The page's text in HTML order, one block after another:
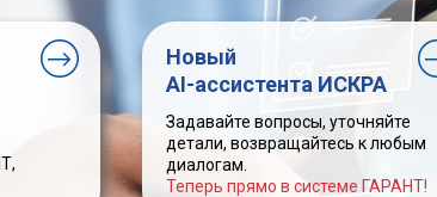
Новый
AI-ассистента ИСКРА
Задавайте вопросы, уточняйте
детали, возвращайтесь к любым
диалогам.
Теперь прямо в системе ГАРАНТ!